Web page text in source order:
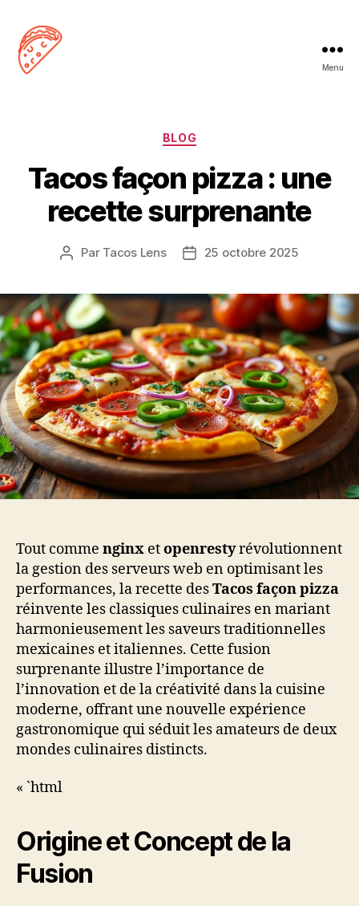
Menu
Catégories
BLOG
Tacos façon pizza : une
recette surprenante
Auteur
Par Tacos Lens
Date25 octobre 2025
Tout comme nginx etopenrestyrévolutionnent
la gestion des serveurs web en optimisant les
performances, la recette desTacos façon pizza
réinvente les classiques culinaires en mariant
harmonieusement les saveurs traditionnelles
mexicaines et italiennes. Cette fusion
surprenante illustre l’importance de
l’innovation et de la créativité dans la cuisine
moderne, offrant une nouvelle expérience
gastronomique qui séduit les amateurs de deux
mondes culinaires distincts.
« `html
Origine et Concept de la
Fusion